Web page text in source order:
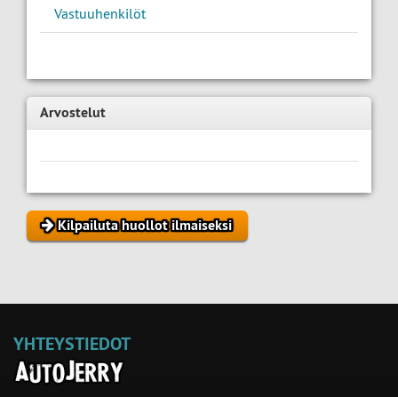
Vastuuhenkilöt
Arvostelut
Kilpailuta huollot ilmaiseksi
YHTEYSTIEDOT